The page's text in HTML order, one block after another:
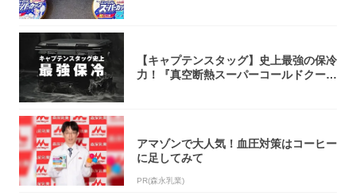
【キャプテンスタッグ】史上最強の保冷
力！『真空断熱スーパーコールドクーラ
アマゾンで大人気！血圧対策はコーヒー
に足してみて
PR(森永乳業)